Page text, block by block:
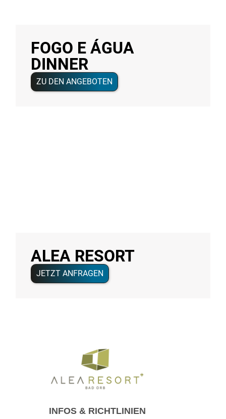
FOGO E ÁGUA
DINNER
ZU DEN ANGEBOTEN
ALEA RESORT
JETZT ANFRAGEN
INFOS & RICHTLINIEN